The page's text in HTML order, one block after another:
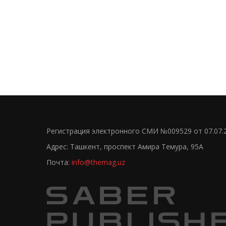
Регистрация электронного СМИ №009529 от
Адрес: Ташкент, проспект Амира Темура, 95А
Почта: info@themag.uz